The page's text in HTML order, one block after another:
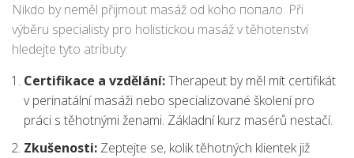
Nikdo by neměl přijmout masáž od koho попало. Při
výběru specialisty pro holistickou masáž v těhotenství
hledejte tyto atributy:
Certifikace a vzdělání:Therapeut by měl mít certifikát
v perinatální masáži nebo specializované školení pro
práci s těhotnými ženami. Základní kurz masérů nestačí.
Zkušenosti: Zeptejte se, kolik těhotných klientek již